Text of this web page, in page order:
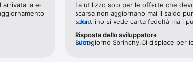
arrivata la e-
La utilizzo solo per le offerte che
scarsa non aggiornano mai il saldo
scontrino si vede carta fedeltà ma i
altro
Risposta dello sviluppatore
Buongiorno Sbrinchy.Ci dispiace per
altro